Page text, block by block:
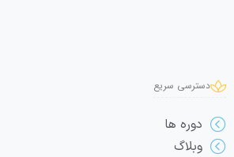
دسترسی سریع
دوره ها
وبلاگ